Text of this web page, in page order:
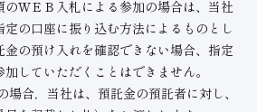
のＷＥＢ入札による参加の場合は、当社
の口座に振り込む方法によるものとし
金の預け入れを確認できない場合、指定
していただくことはできません。
場合，当社は、預託金の預託者に対し、